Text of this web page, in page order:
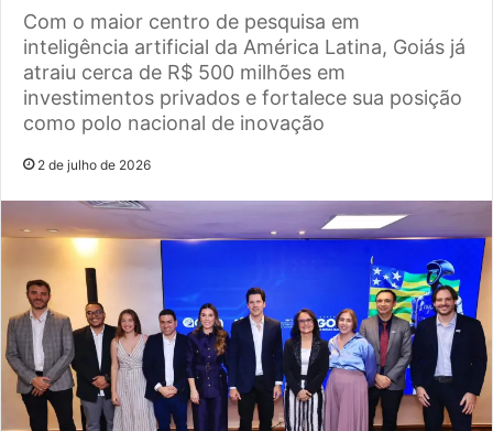
Com o maior centro de pesquisa em
inteligência artificial da América Latina, Goiás já
atraiu cerca de R$ 500 milhões em
investimentos privados e fortalece sua posição
como polo nacional de inovação
2 de julho de 2026